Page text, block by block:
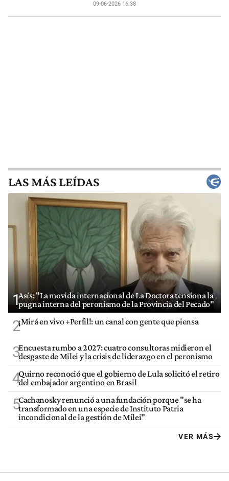
09-06-2026 16:38
LAS MÁS LEÍDAS
1Asís: "La movida internacional de La Doctora tensiona la
pugna interna del peronismo de la Provincia del Pecado"
2¡Mirá en vivo +Perfil!: un canal con gente que piensa
3Encuesta rumbo a 2027: cuatro consultoras midieron el
desgaste de Milei y la crisis de liderazgo en el peronismo
4Quirno reconoció que el gobierno de Lula solicitó el retiro
del embajador argentino en Brasil
5Cachanosky renunció a una fundación porque "se ha
transformado en una especie de Instituto Patria
incondicional de la gestión de Milei"
VER MÁS